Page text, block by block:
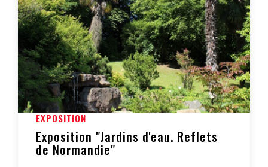
EXPOSITION
Exposition "Jardins d'eau. Reflets
de Normandie"